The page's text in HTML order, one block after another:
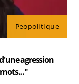
Peopolitique
agression
mots…"